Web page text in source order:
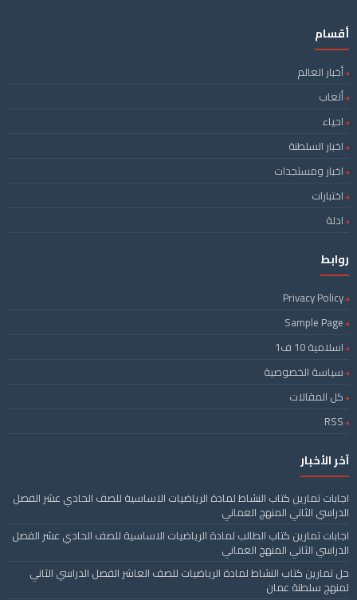
أقسام
أخبار العالم
ألعاب
احياء
اخبار السلطنة
اخبار ومستجدات
اختبارات
ادلة
روابط
Privacy Policy
Sample Page
اسلامية 10 ف1
سياسة الخصوصية
كل المقالات
RSS
آخر الأخبار
اجابات تمارين كتاب النشاط لمادة الرياضيات الاساسية للصف الحادي عشر الفصل
الدراسي الثاني المنهج العماني
اجابات تمارين كتاب الطالب لمادة الرياضيات الاساسية للصف الحادي عشر الفصل
الدراسي الثاني المنهج العماني
حل تمارين كتاب النشاط لمادة الرياضيات للصف العاشر الفصل الدراسي الثاني
لمنهج سلطنة عمان